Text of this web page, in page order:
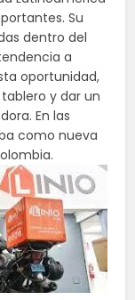
Su
dentro del
a
oportunidad,
y dar un
En las
como nueva